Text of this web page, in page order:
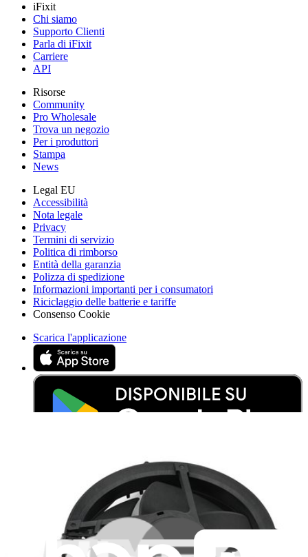
iFixit
Chi siamo
Supporto Clienti
Parla di iFixit
Carriere
API
Risorse
Community
Pro Wholesale
Trova un negozio
Per i produttori
Stampa
News
Legal EU
Accessibilità
Nota legale
Privacy
Termini di servizio
Politica di rimborso
Entità della garanzia
Polizza di spedizione
Informazioni importanti per i consumatori
Riciclaggio delle batterie e tariffe
Consenso Cookie
Scarica l'applicazione